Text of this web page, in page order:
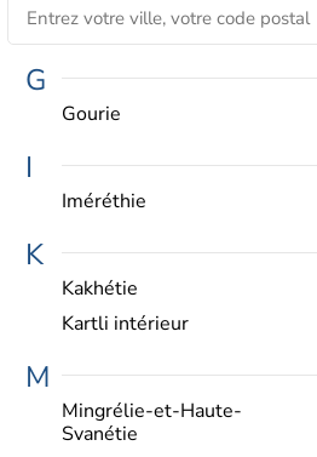
G
Gourie
I
Iméréthie
K
Kakhétie
Kartli intérieur
M
Mingrélie-et-Haute-
Svanétie